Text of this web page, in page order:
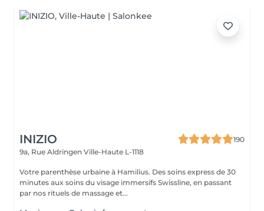
INIZIO
190
9a, Rue Aldringen Ville-Haute L-1118
Votre parenthèse urbaine à Hamilius. Des soins express de 30
minutes aux soins du visage immersifs Swissline, en passant
par nos rituels de massage et...